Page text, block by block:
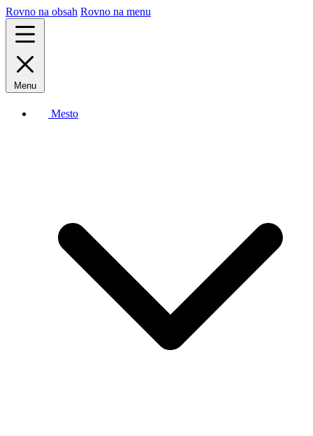
Rovno na obsah Rovno na menu
Menu
Mesto